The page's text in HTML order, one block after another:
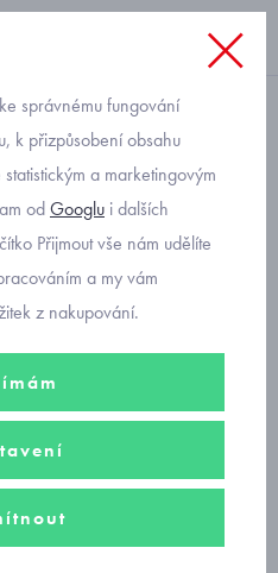
Baby
správnému fungování
k přizpůsobení obsahu
a marketingovým
odGooglu i dalších
Přijmout vše nám udělíte
a my vám
z nakupování.